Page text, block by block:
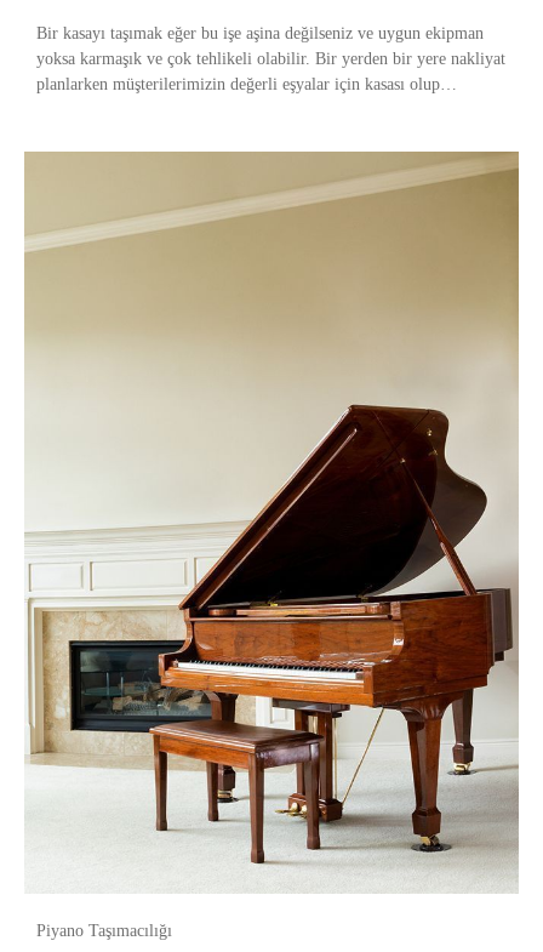
Bir kasayı taşımak eğer bu işe aşina değilseniz ve uygun ekipman
yoksa karmaşık ve çok tehlikeli olabilir. Bir yerden bir yere nakliyat
planlarken müşterilerimizin değerli eşyalar için kasası olup
Piyano Taşımacılığı